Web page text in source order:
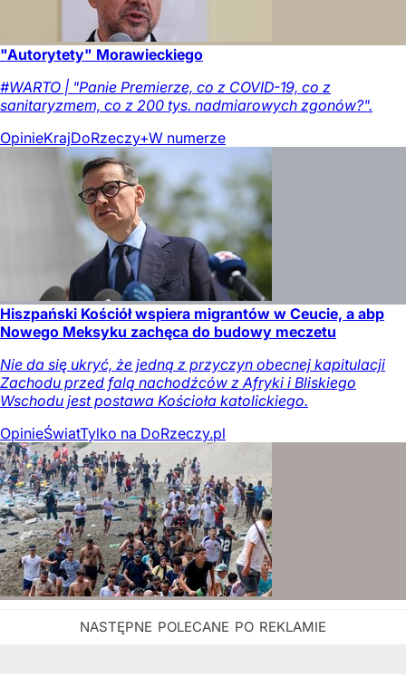
"Autorytety" Morawieckiego
#WARTO | "Panie Premierze, co z COVID-19, co z
sanitaryzmem, co z 200 tys. nadmiarowych zgonów?".
OpinieKrajDoRzeczy+W numerze
Hiszpański Kościół wspiera migrantów w Ceucie, a abp
Nowego Meksyku zachęca do budowy meczetu
Nie da się ukryć, że jedną z przyczyn obecnej kapitulacji
Zachodu przed falą nachodźców z Afryki i Bliskiego
Wschodu jest postawa Kościoła katolickiego.
OpinieŚwiatTylko na DoRzeczy.pl